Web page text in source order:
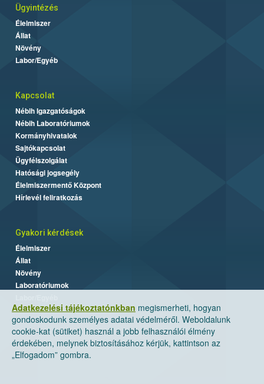
Adatkezelési tájékoztatónkban megismerheti, hogyan
gondoskodunk személyes adatai védelméről. Weboldalunk
cookie-kat (sütiket) használ a jobb felhasználói élmény
érdekében, melynek biztosításához kérjük, kattintson az
„Elfogadom” gombra.
Ügyintézés
Élelmiszer
Állat
Növény
Labor/Egyéb
Kapcsolat
Nébih Igazgatóságok
Nébih Laboratóriumok
Kormányhivatalok
Sajtókapcsolat
Ügyfélszolgálat
Hatósági jogsegély
Élelmiszermentő Központ
Hírlevél feliratkozás
Gyakori kérdések
Élelmiszer
Állat
Növény
Laboratóriumok